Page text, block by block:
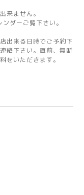
来ません。
ダーご覧下さい。
出来る日時でご予約下
絡下さい。直前、無断
をいただきます。